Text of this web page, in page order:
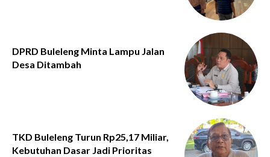
DPRD Buleleng Minta Lampu Jalan
Desa Ditambah
TKD Buleleng Turun Rp25,17 Miliar,
Kebutuhan Dasar Jadi Prioritas